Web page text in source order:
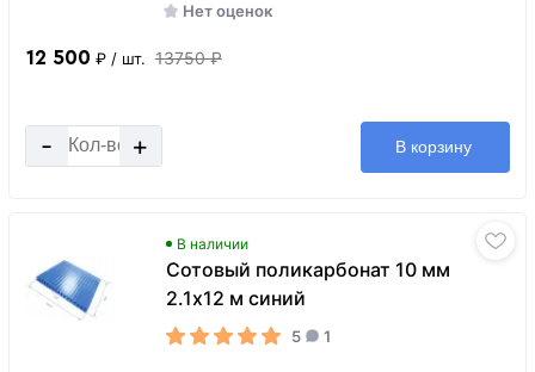
Нет оценок
12 500 ₽ / шт. 13750 ₽
- + В корзину
В наличии
Сотовый поликарбонат 10 мм
2.1х12 м синий
5 1